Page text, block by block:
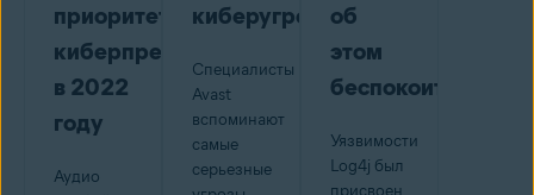
приоритеты
киберпреступников
в 2022
году
Аудио
киберугрозы
Специалисты
Avast
вспоминают
самые
серьезные
об
этом
беспокоиться
Уязвимости
Log4j был
присвоен